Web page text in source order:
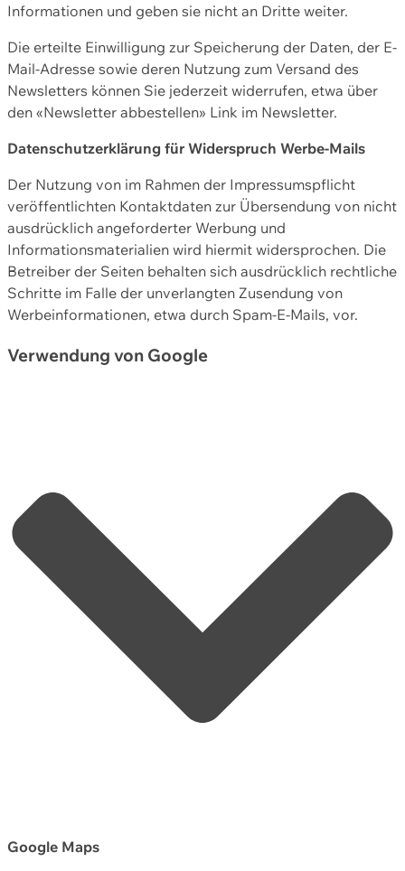
Informationen und geben sie nicht an Dritte weiter.
Die erteilte Einwilligung zur Speicherung der Daten, der E-
Mail-Adresse sowie deren Nutzung zum Versand des
Newsletters können Sie jederzeit widerrufen, etwa über
den «Newsletter abbestellen» Link im Newsletter.
Datenschutzerklärung für Widerspruch Werbe-Mails
Der Nutzung von im Rahmen der Impressumspflicht
veröffentlichten Kontaktdaten zur Übersendung von nicht
ausdrücklich angeforderter Werbung und
Informationsmaterialien wird hiermit widersprochen. Die
Betreiber der Seiten behalten sich ausdrücklich rechtliche
Schritte im Falle der unverlangten Zusendung von
Werbeinformationen, etwa durch Spam-E-Mails, vor.
Verwendung von Google
Google Maps